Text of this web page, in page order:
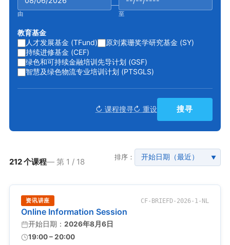
由
—
至
教育基金
人才发展基金 (TFund)
原刘素珊奖学研究基金 (SY)
持续进修基金 (CEF)
绿色和可持续金融培训先导计划 (GSF)
智慧及绿色物流专业培训计划 (PTSGLS)
↻ 课程搜寻↻ 重设 搜寻
212 个课程— 第 1 / 18 排序： ▼
资讯讲座 CF-BRIEFD-2026-1-NL
Online Information Session
开始日期： 2026年8月6日
19:00 – 20:00